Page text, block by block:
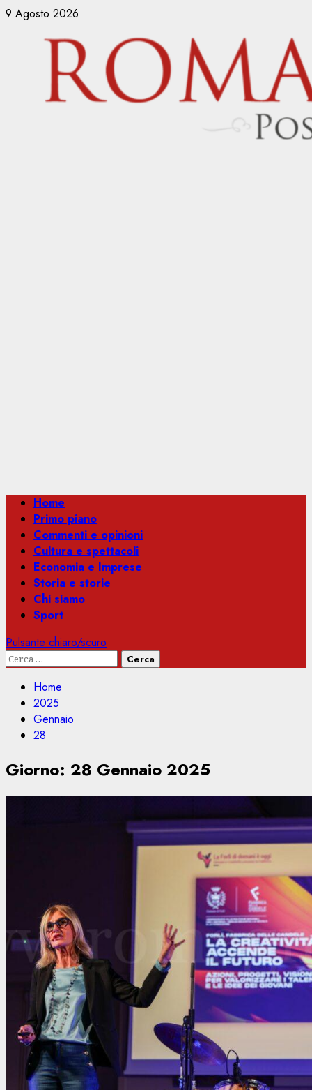
Vai
contenuto
9 Agosto 2026
Menu
principale
Home
Primo piano
Commenti e opinioni
Cultura e spettacoli
Economia e Imprese
Storia e storie
Chi siamo
Sport
Pulsante chiaro/scuro
Ricerca
Home
2025
Gennaio
28
Giorno: 28 Gennaio 2025